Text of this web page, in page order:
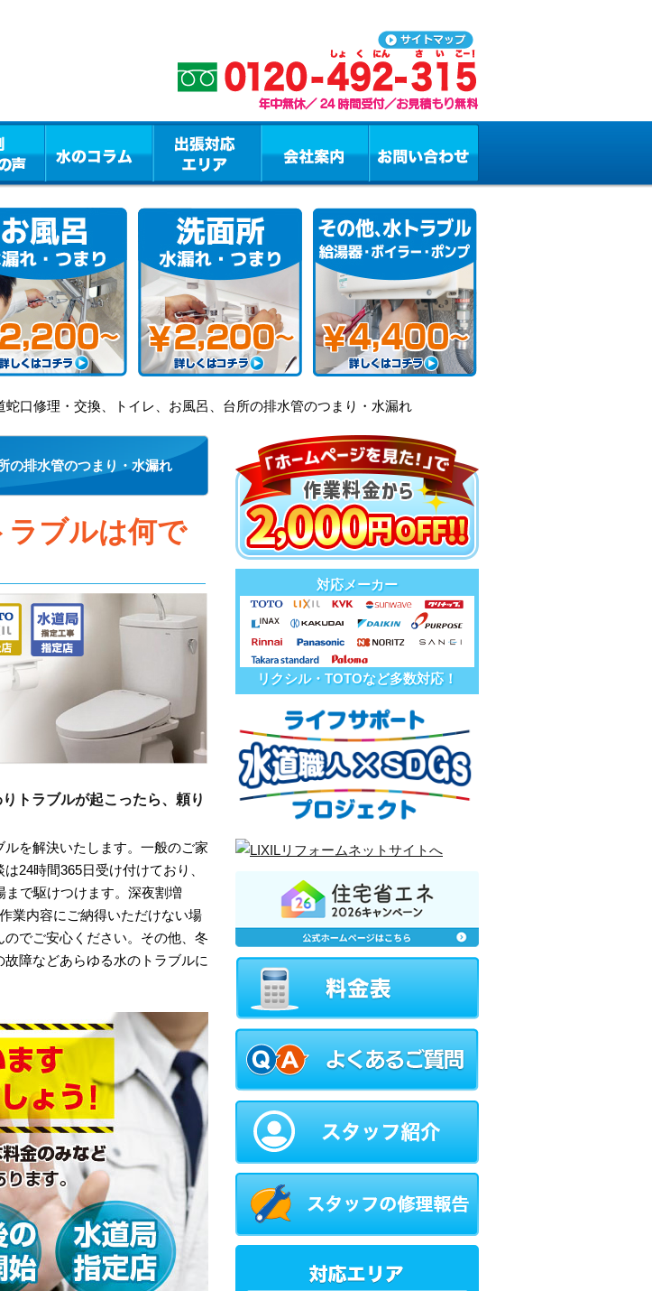
蛇口修理・交換、トイレ、お風呂、台所の排水管のつまり・水漏れ
の排水管のつまり・水漏れ
ラブルは何で
トラブルが起こったら、頼り
を解決いたします。一般のご家
24時間365日受け付けており、
まで駆けつけます。深夜割増
業内容にご納得いただけない場
でご安心ください。その他、冬
障などあらゆる水のトラブルに
対応メーカー
リクシル・TOTOなど多数対応！